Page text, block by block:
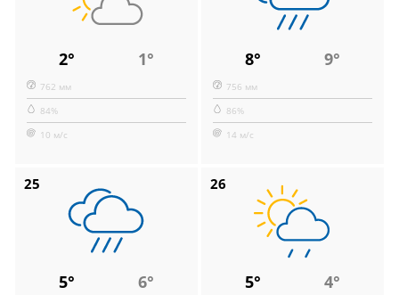
2° 1°
762 мм
84%
10 м/с
8° 9°
756 мм
86%
14 м/с
25
5° 6°
26
5° 4°